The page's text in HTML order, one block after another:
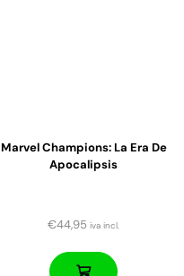
Marvel Champions: La Era De
Apocalipsis
€44,95 iva incl.